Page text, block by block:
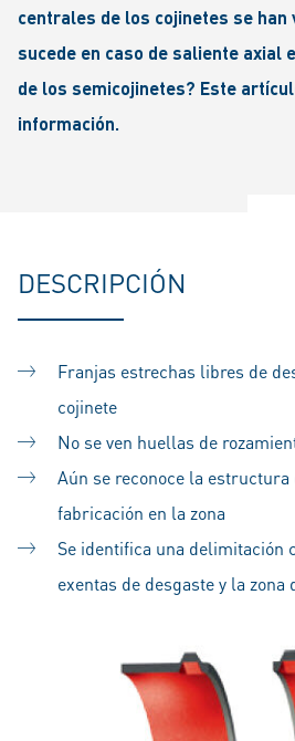
centrales de los cojinetes se han
sucede en caso de saliente axial
de los semicojinetes? Este
información.
DESCRIPCIÓN
Franjas estrechas libres de
cojinete
No se ven huellas de
Aún se reconoce la estructura
fabricación en la zona
Se identifica una delimitación
exentas de desgaste y la zona